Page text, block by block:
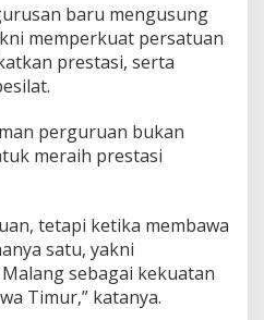
baru mengusung
memperkuat persatuan
prestasi, serta
perguruan bukan
meraih prestasi
tetapi ketika membawa
satu, yakni
sebagai kekuatan
Timur,” katanya.